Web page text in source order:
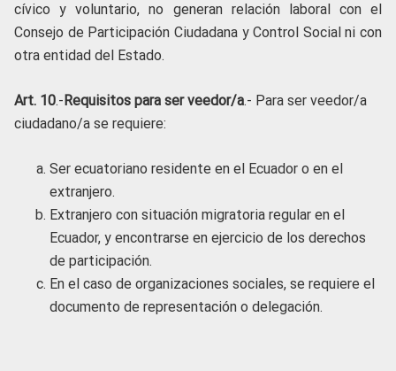
cívico y voluntario, no generan relación laboral con el
Consejo de Participación Ciudadana y Control Social ni con
otra entidad del Estado.
Art. 10.-Requisitos para ser veedor/a.- Para ser veedor/a
ciudadano/a se requiere:
Ser ecuatoriano residente en el Ecuador o en el
extranjero.
Extranjero con situación migratoria regular en el
Ecuador, y encontrarse en ejercicio de los derechos
de participación.
En el caso de organizaciones sociales, se requiere el
documento de representación o delegación.